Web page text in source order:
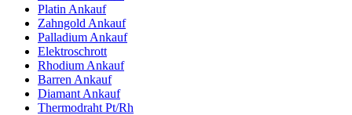
Platin Ankauf
Zahngold Ankauf
Palladium Ankauf
Elektroschrott
Rhodium Ankauf
Barren Ankauf
Diamant Ankauf
Thermodraht Pt/Rh